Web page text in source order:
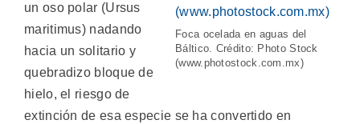
Foca ocelada en aguas del
Báltico. Crédito: Photo Stock
(www.photostock.com.mx)
un oso polar (Ursus
maritimus) nadando
hacia un solitario y
quebradizo bloque de
hielo, el riesgo de
extinción de esa especie se ha convertido en